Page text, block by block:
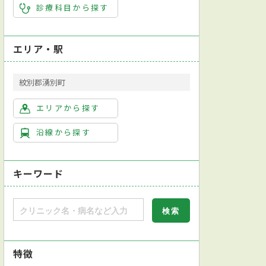
診療科目から探す
エリア・駅
紋別郡湧別町
エリアから探す
沿線から探す
キーワード
特徴